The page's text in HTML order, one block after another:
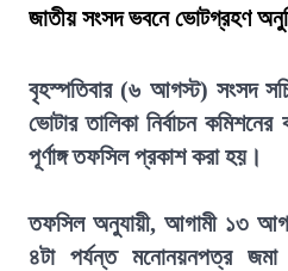
জাতীয় সংসদ ভবনে ভোটগ্রহণ
বৃহস্পতিবার (৬ আগস্ট) সংসদ
ভোটার তালিকা নির্বাচন
পূর্ণাঙ্গ তফসিল প্রকাশ করা হয়।
তফসিল অনুযায়ী, আগামী ১৩
৪টা পর্যন্ত মনোনয়নপত্র